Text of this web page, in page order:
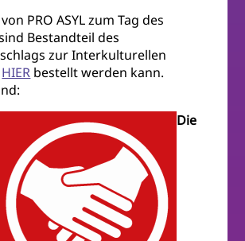
PRO ASYL zum Tag des
Bestandteil des
zur Interkulturellen
HIER bestellt werden kann.
Die